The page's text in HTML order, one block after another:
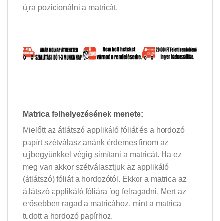
újra pozicionálni a matricát.
Matrica felhelyezésének menete:
Mielőtt az átlátszó applikáló fóliát és a hordozó
papírt szétválasztanánk érdemes finom az
ujjbegyünkkel végig simítani a matricát. Ha ez
meg van akkor szétválasztjuk az applikáló
(átlátszó) fóliát a hordozótól. Ekkor a matrica az
átlátszó applikáló fóliára fog felragadni. Mert az
erősebben ragad a matricához, mint a matrica
tudott a hordozó papírhoz.